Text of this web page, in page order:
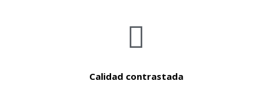
Calidad contrastada